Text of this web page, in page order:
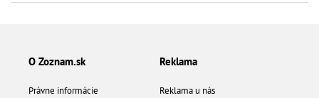
O Zoznam.sk
Právne informácie
Reklama
Reklama u nás